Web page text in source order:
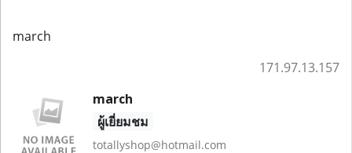
march
171.97.13.157
march
ผู้เยี่ยมชม
totallyshop@hotmail.com